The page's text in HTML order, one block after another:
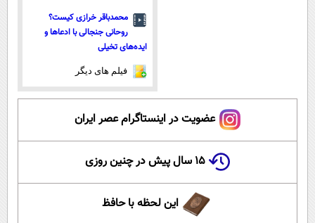
محمدباقر خرازی کیست؟
روحانی جنجالی با ادعاها و
ایده‌های تخیلی
فیلم های دیگر
عضویت در اینستاگرام عصر ایران
۱۵ سال پیش در چنین روزی
این لحظه با حافظ